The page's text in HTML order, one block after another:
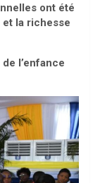
ont été
et la richesse
l’enfance